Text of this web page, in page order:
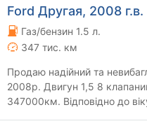
Ford Другая, 2008 г.в.
Газ/бензин 1.5 л.
347 тис. км
Продаю надійний та
2008р. Двигун 1,5 8
347000км. Відповідно до